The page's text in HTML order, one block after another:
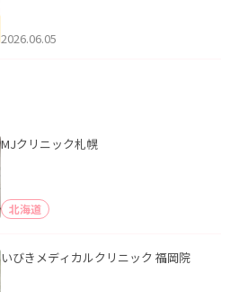
2026.06.05
MJクリニック札幌
北海道
いびきメディカルクリニック 福岡院